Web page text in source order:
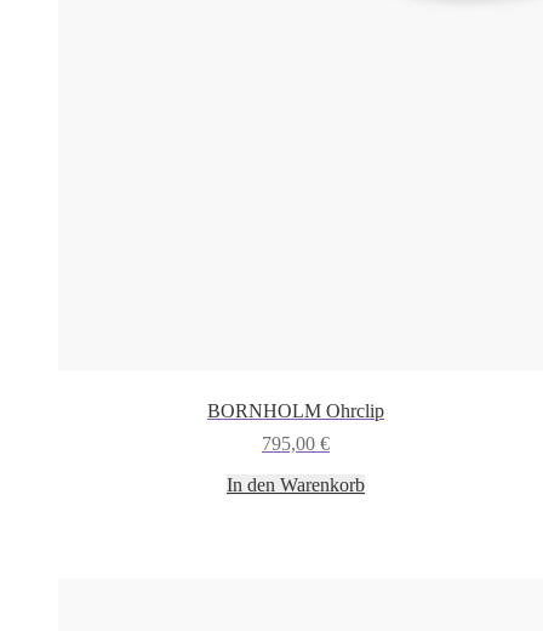
BORNHOLM Ohrclip
795,00 €
In den Warenkorb